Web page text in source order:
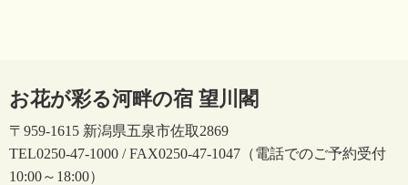
お花が彩る河畔の宿 望川閣
〒959-1615 新潟県五泉市佐取2869
TEL0250-47-1000 / FAX0250-47-1047（電話でのご予約受付
10:00～18:00）